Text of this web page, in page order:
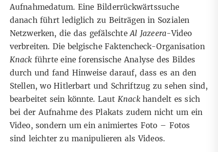
Aufnahmedatum. Eine Bilderrückwärtssuche
danach führt lediglich zu Beiträgen in Sozialen
Netzwerken, die das gefälschteAl Jazeera-Video
verbreiten. Die belgischeFaktencheck-Organisation
Knack führte eine forensische Analyse des Bildes
durch und fand Hinweise darauf, dass es an den
Stellen, wo Hitlerbart und Schriftzug zu sehen sind,
bearbeitet sein könnte. LautKnackhandelt es sich
bei der Aufnahme des Plakats zudem nicht um ein
Video, sondern um ein animiertes Foto – Fotos
sind leichter zu manipulieren als Videos.